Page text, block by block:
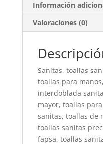
Información
Valoraciones (0)
Sanitas, toallas
toallas para
interdoblada
mayor, toallas
sanitas, toallas de
toallas sanitas
fapsa, toallas